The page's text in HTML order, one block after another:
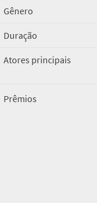
Gênero
Duração
Atores principais
Prêmios